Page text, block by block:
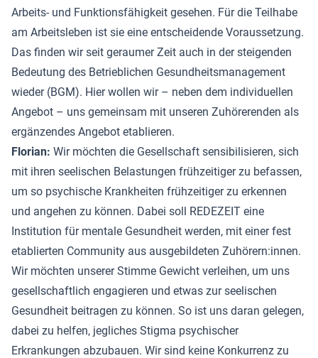
Arbeits- und Funktionsfähigkeit gesehen. Für die Teilhabe
am Arbeitsleben ist sie eine entscheidende Voraussetzung.
Das finden wir seit geraumer Zeit auch in der steigenden
Bedeutung des Betrieblichen Gesundheitsmanagement
wieder (BGM). Hier wollen wir – neben dem individuellen
Angebot – uns gemeinsam mit unseren Zuhörerenden als
ergänzendes Angebot etablieren.
Florian: Wir möchten die Gesellschaft sensibilisieren, sich
mit ihren seelischen Belastungen frühzeitiger zu befassen,
um so psychische Krankheiten frühzeitiger zu erkennen
und angehen zu können. Dabei soll REDEZEIT eine
Institution für mentale Gesundheit werden, mit einer fest
etablierten Community aus ausgebildeten Zuhörern:innen.
Wir möchten unserer Stimme Gewicht verleihen, um uns
gesellschaftlich engagieren und etwas zur seelischen
Gesundheit beitragen zu können. So ist uns daran gelegen,
dabei zu helfen, jegliches Stigma psychischer
Erkrankungen abzubauen. Wir sind keine Konkurrenz zu